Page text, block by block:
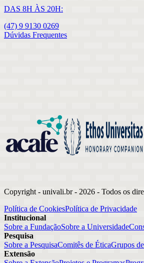
DAS 8H ÀS 20H:
(47) 9 9130 0269
Dúvidas Frequentes
Copyright - univali.br - 2026 - Todos os
Política de CookiesPolítica de Privacidade
Institucional
Sobre a FundaçãoSobre a Universidade
Pesquisa
Sobre a PesquisaComitês de ÉticaGrupos
Extensão